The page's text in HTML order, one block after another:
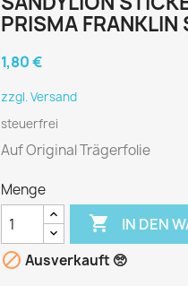
PRISMA
1,80 €
zzgl. Versand
steuerfrei
Auf Original Trägerfolie
Menge
 IN DEN
 Ausverkauft 🥺